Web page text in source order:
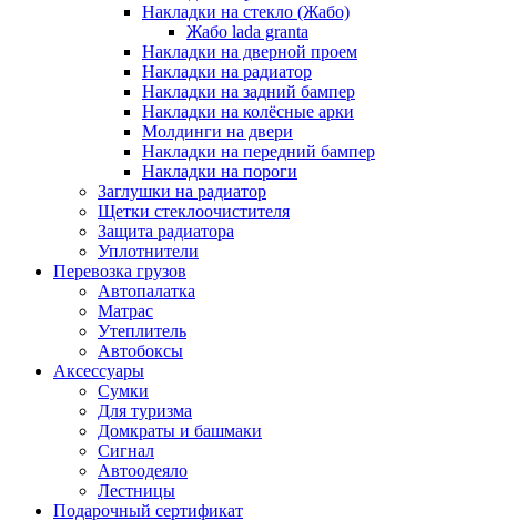
Накладки на стекло (Жабо)
Жабо lada granta
Накладки на дверной проем
Накладки на радиатор
Накладки на задний бампер
Накладки на колёсные арки
Молдинги на двери
Накладки на передний бампер
Накладки на пороги
Заглушки на радиатор
Щетки стеклоочистителя
Защита радиатора
Уплотнители
Перевозка грузов
Автопалатка
Матрас
Утеплитель
Автобоксы
Аксессуары
Сумки
Для туризма
Домкраты и башмаки
Сигнал
Автоодеяло
Лестницы
Подарочный сертификат